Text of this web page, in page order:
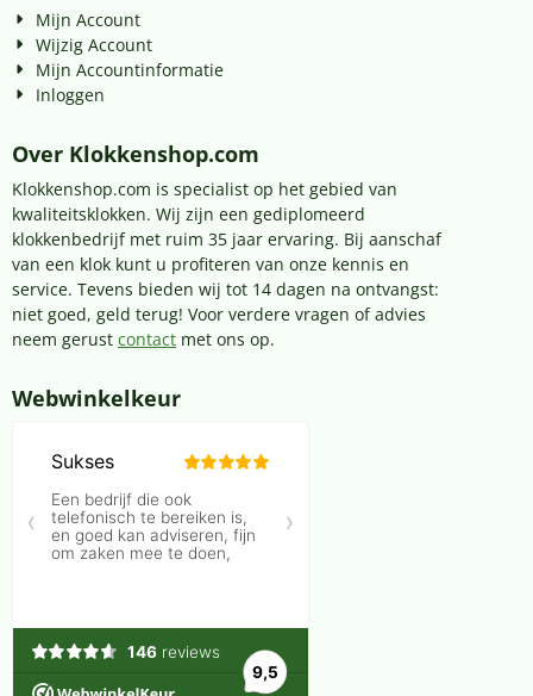
Mijn Account
Wijzig Account
Mijn Accountinformatie
Inloggen
Over Klokkenshop.com
Klokkenshop.com is specialist op het gebied van
kwaliteitsklokken. Wij zijn een gediplomeerd
klokkenbedrijf met ruim 35 jaar ervaring. Bij aanschaf
van een klok kunt u profiteren van onze kennis en
service. Tevens bieden wij tot 14 dagen na ontvangst:
niet goed, geld terug! Voor verdere vragen of advies
neem gerust contact met ons op.
Webwinkelkeur